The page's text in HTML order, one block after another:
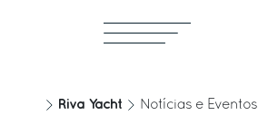
Riva Yacht Notícias e Eventos